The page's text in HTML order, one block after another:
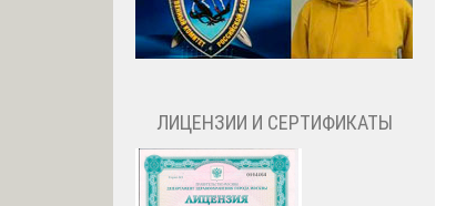
ЛИЦЕНЗИИ И СЕРТИФИКАТЫ